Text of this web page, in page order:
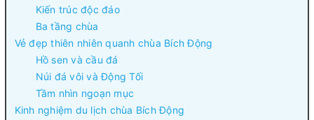
Kiến trúc độc đáo
Ba tầng chùa
Vẻ đẹp thiên nhiên quanh chùa Bích Động
Hồ sen và cầu đá
Núi đá vôi và Động Tối
Tầm nhìn ngoạn mục
Kinh nghiệm du lịch chùa Bích Động